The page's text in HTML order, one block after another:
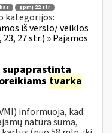
gpmį 22 str
kategorijos:
iš verslo/ veiklos
27 str.) » Pajamos
supaprastinta
tvarka
informuoja, kad
natūra suma,